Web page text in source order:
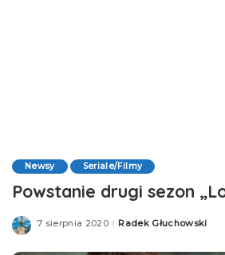
Newsy Seriale/Filmy
Powstanie drugi sezon
7 sierpnia 2020Posted
Radek Głuchowski